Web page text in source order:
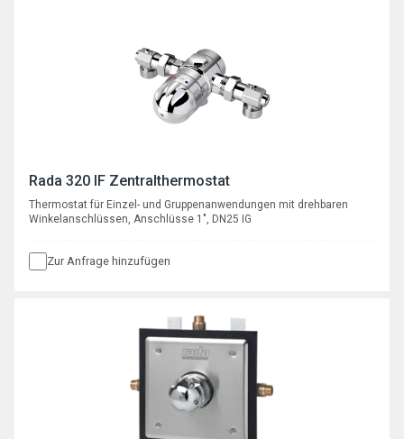
Rada 320 IF Zentralthermostat
Thermostat für Einzel- und Gruppenanwendungen mit drehbaren
Winkelanschlüssen, Anschlüsse 1", DN25 IG
Zur Anfrage hinzufügen